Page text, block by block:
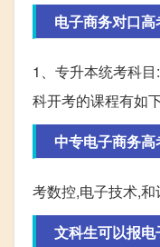
电子商务对口
1、专升本统考科
科开考的课程有如下
中专电子商务
考数控,电子技术,
文科生可以报